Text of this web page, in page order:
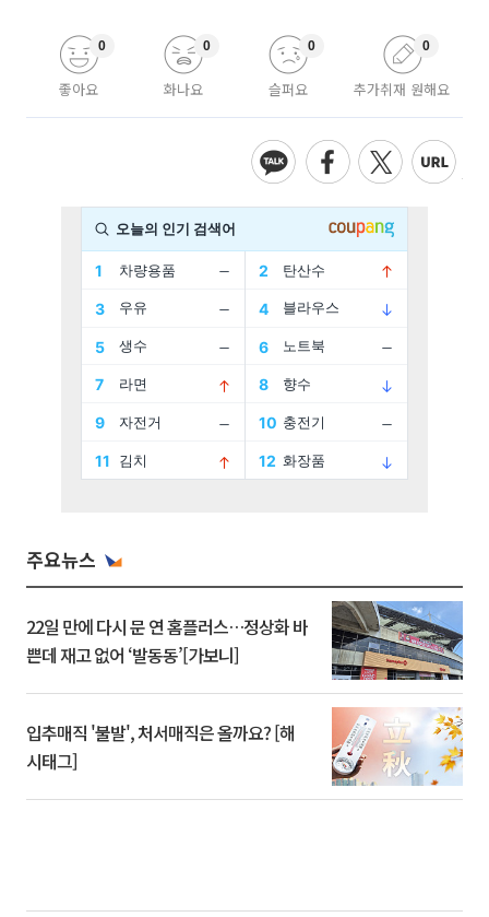
좋아요
0
화나요
0
슬퍼요
0
추가취재 원해요
0
주요뉴스
22일 만에 다시 문 연 홈플러스…정상화 바
쁜데 재고 없어 ‘발동동’[가보니]
입추매직 '불발', 처서매직은 올까요? [해
시태그]